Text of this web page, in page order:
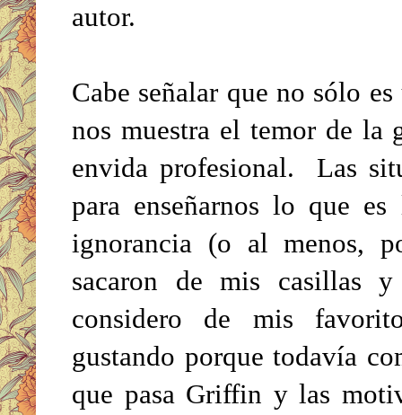
autor.
Cabe señalar que no sólo
nos muestra el temor de la
envida profesional. Las
para enseñarnos lo que
ignorancia (o al menos,
sacaron de mis casillas
considero de mis
gustando porque todavía
que pasa Griffin y las